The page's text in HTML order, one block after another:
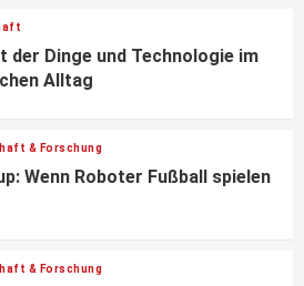
der Dinge und Technologie im
Alltag
& Forschung
Wenn Roboter Fußball spielen
& Forschung